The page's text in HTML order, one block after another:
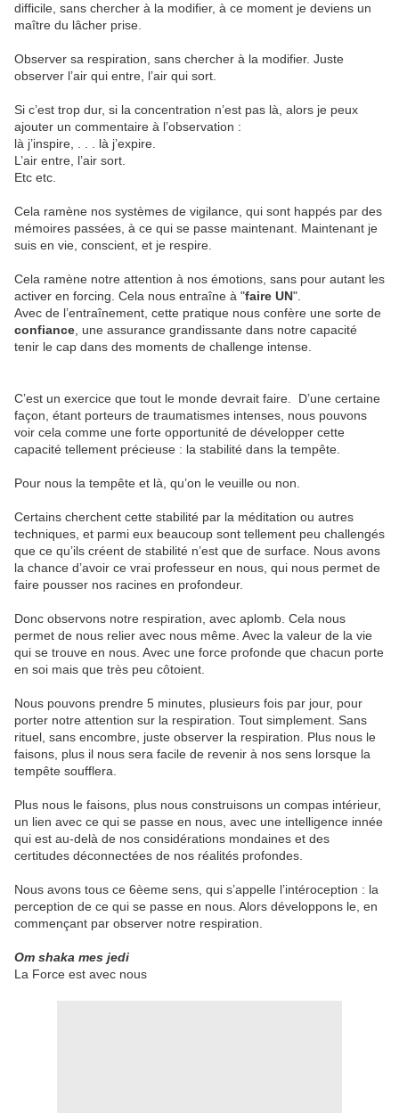
difficile, sans chercher à la modifier, à ce moment je deviens un
maître du lâcher prise.
Observer sa respiration, sans chercher à la modifier. Juste
observer l’air qui entre, l’air qui sort.
Si c’est trop dur, si la concentration n’est pas là, alors je peux
ajouter un commentaire à l’observation :
là j’inspire, . . . là j’expire.
L’air entre, l’air sort.
Etc etc.
Cela ramène nos systèmes de vigilance, qui sont happés par des
mémoires passées, à ce qui se passe maintenant. Maintenant je
suis en vie, conscient, et je respire.
Cela ramène notre attention à nos émotions, sans pour autant les
activer en forcing. Cela nous entraîne à "faire UN".
Avec de l’entraînement, cette pratique nous confère une sorte de
confiance , une assurance grandissante dans notre capacité
tenir le cap dans des moments de challenge intense.
C’est un exercice que tout le monde devrait faire. D’une certaine
façon, étant porteurs de traumatismes intenses, nous pouvons
voir cela comme une forte opportunité de développer cette
capacité tellement précieuse : la stabilité dans la tempête.
Pour nous la tempête et là, qu’on le veuille ou non.
Certains cherchent cette stabilité par la méditation ou autres
techniques, et parmi eux beaucoup sont tellement peu challengés
que ce qu’ils créent de stabilité n’est que de surface. Nous avons
la chance d’avoir ce vrai professeur en nous, qui nous permet de
faire pousser nos racines en profondeur.
Donc observons notre respiration, avec aplomb. Cela nous
permet de nous relier avec nous même. Avec la valeur de la vie
qui se trouve en nous. Avec une force profonde que chacun porte
en soi mais que très peu côtoient.
Nous pouvons prendre 5 minutes, plusieurs fois par jour, pour
porter notre attention sur la respiration. Tout simplement. Sans
rituel, sans encombre, juste observer la respiration. Plus nous le
faisons, plus il nous sera facile de revenir à nos sens lorsque la
tempête soufflera.
Plus nous le faisons, plus nous construisons un compas intérieur,
un lien avec ce qui se passe en nous, avec une intelligence innée
qui est au-delà de nos considérations mondaines et des
certitudes déconnectées de nos réalités profondes.
Nous avons tous ce 6èeme sens, qui s’appelle l’intéroception : la
perception de ce qui se passe en nous. Alors développons le, en
commençant par observer notre respiration.
Om shaka mes jedi
La Force est avec nous